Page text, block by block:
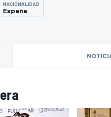
NACIONALIDAD
España